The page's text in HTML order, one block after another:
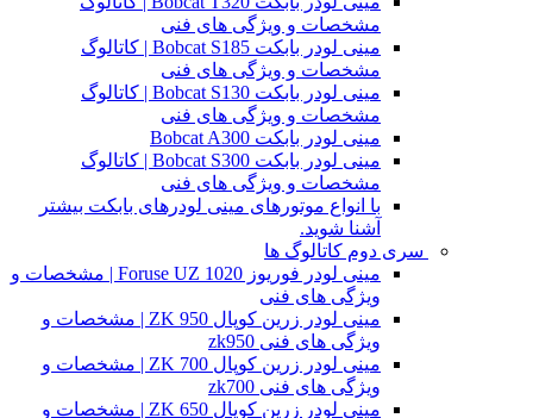
مشخصات و ویژگی های فنی
مینی لودر بابکت Bobcat S185 | کاتالوگ
مشخصات و ویژگی های فنی
مینی لودر بابکت Bobcat S130 | کاتالوگ
مشخصات و ویژگی های فنی
مینی لودر بابکت Bobcat A300
مینی لودر بابکت Bobcat S300 | کاتالوگ
مشخصات و ویژگی های فنی
با انواع موتورهای مینی لودرهای بابکت بیشتر
آشنا شوید.
سری دوم کاتالوگ ها
مینی لودر فوریوز Foruse UZ 1020 | مشخصات و
ویژگی های فنی
مینی لودر زرین کوپال ZK 950 | مشخصات و
ویژگی های فنی zk950
مینی لودر زرین کوپال ZK 700 | مشخصات و
ویژگی های فنی zk700
مینی لودر زرین کوپال ZK 650 | مشخصات و